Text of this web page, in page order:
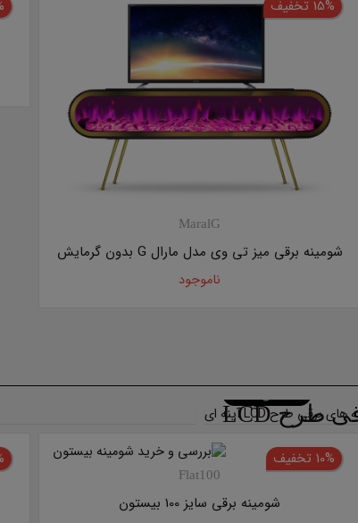
15% تخفیف
MaralG
شومینه برقی میز تی وی مدل مارال G بدون گرمایش
ناموجود
شومینه های
برقی طرح LCD
آینه ای
10% تخفیف
Flat100
شومینه برقی سایز 100 بیستون